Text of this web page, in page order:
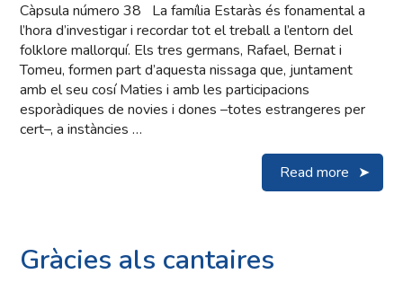
Càpsula número 38 La família Estaràs és fonamental a
l’hora d’investigar i recordar tot el treball a l’entorn del
folklore mallorquí. Els tres germans, Rafael, Bernat i
Tomeu, formen part d’aquesta nissaga que, juntament
amb el seu cosí Maties i amb les participacions
esporàdiques de novies i dones –totes estrangeres per
cert–, a instàncies …
Read more
Gràcies als cantaires